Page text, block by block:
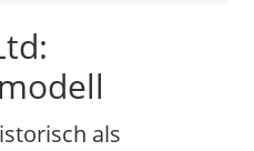
als